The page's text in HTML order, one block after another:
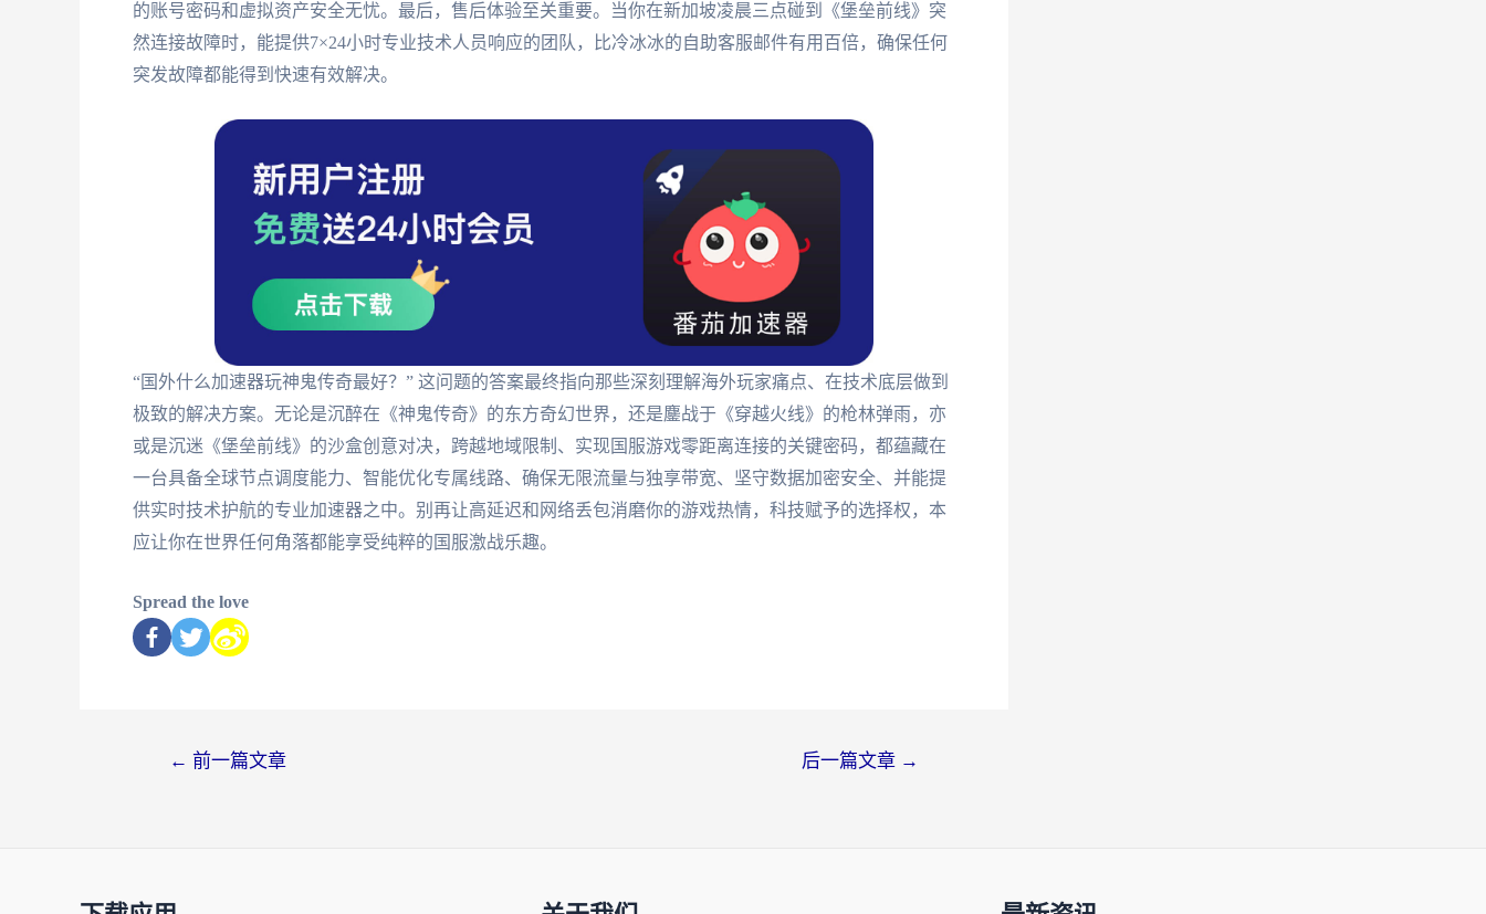
的账号密码和虚拟资产安全无忧。最后，售后体验至关重要。当你在新加坡凌晨三点碰到《堡垒前线》突
然连接故障时，能提供7×24小时专业技术人员响应的团队，比冷冰冰的自助客服邮件有用百倍，确保任何
突发故障都能得到快速有效解决。
“国外什么加速器玩神鬼传奇最好？” 这问题的答案最终指向那些深刻理解海外玩家痛点、在技术底层做到
极致的解决方案。无论是沉醉在《神鬼传奇》的东方奇幻世界，还是鏖战于《穿越火线》的枪林弹雨，亦
或是沉迷《堡垒前线》的沙盒创意对决，跨越地域限制、实现国服游戏零距离连接的关键密码，都蕴藏在
一台具备全球节点调度能力、智能优化专属线路、确保无限流量与独享带宽、坚守数据加密安全、并能提
供实时技术护航的专业加速器之中。别再让高延迟和网络丢包消磨你的游戏热情，科技赋予的选择权，本
应让你在世界任何角落都能享受纯粹的国服激战乐趣。
Spread the love
← 前一篇文章 后一篇文章 →